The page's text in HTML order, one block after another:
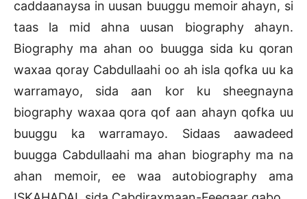
caddaanaysa in uusan buuggu memoir ahayn, si
taas la mid ahna uusan biography ahayn.
Biography ma ahan oo buugga sida ku qoran
waxaa qoray Cabdullaahi oo ah isla qofka uu ka
warramayo, sida aan kor ku sheegnayna
biography waxaa qora qof aan ahayn qofka uu
buuggu ka warramayo. Sidaas aawadeed
buugga Cabdullaahi ma ahan biography ma na
ahan memoir, ee waa autobiography ama